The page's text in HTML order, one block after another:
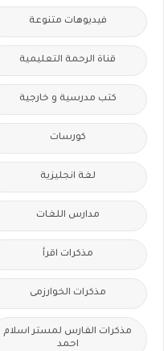
فيديوهات متنوعة
قناة الرحمة التعليمية
كتب مدرسية و خارجية
كورسات
لغة انجليزية
مدارس اللغات
مذكرات اقرأ
مذكرات الخوارزمى
مذكرات الفارس لمستر اسلام
احمد